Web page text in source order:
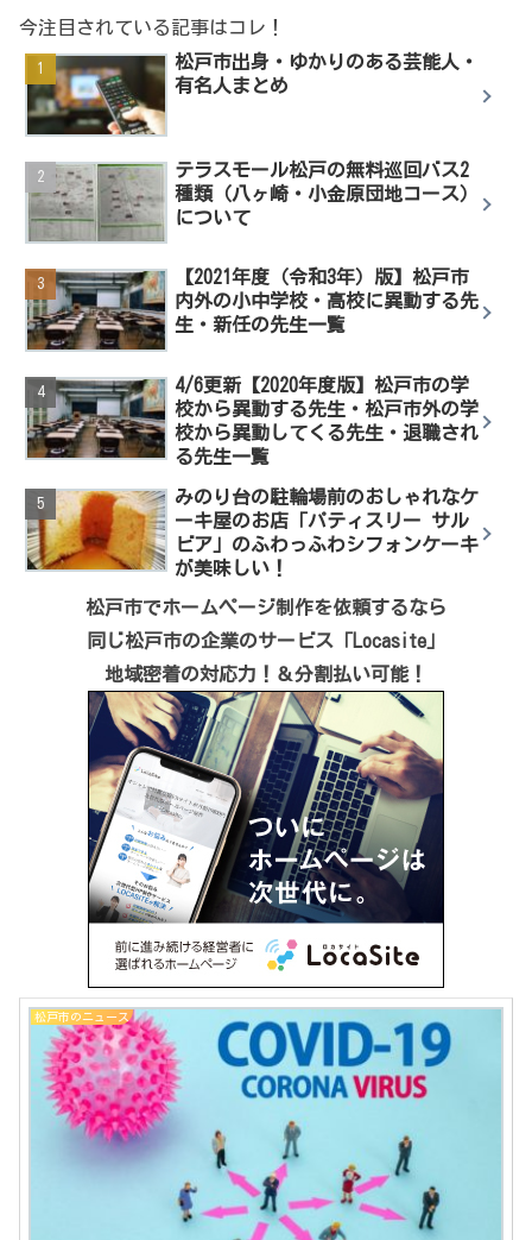
今注目されている記事はコレ！
松戸市出身・ゆかりのある芸能人・
有名人まとめ
テラスモール松戸の無料巡回バス2
種類（八ヶ崎・小金原団地コース）
について
【2021年度（令和3年）版】松戸市
内外の小中学校・高校に異動する先
生・新任の先生一覧
4/6更新【2020年度版】松戸市の学
校から異動する先生・松戸市外の学
校から異動してくる先生・退職され
る先生一覧
みのり台の駐輪場前のおしゃれなケ
ーキ屋のお店「パティスリー サル
ビア」のふわっふわシフォンケーキ
が美味しい！
松戸市でホームページ制作を依頼するなら
同じ松戸市の企業のサービス「Locasite」
地域密着の対応力！＆分割払い可能！
松戸市のニュース